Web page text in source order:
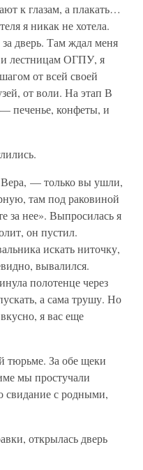
к глазам, а плакать…
я никак не хотела.
дверь. Там ждал меня
и лестницам ОГПУ, я
от всей своей
от воли. На этап В
печенье, конфеты, и
— только вы ушли,
там под раковиной
за нее». Выпросилась я
он пустил.
искать ниточку,
вывалился.
полотенце через
а сама трушу. Но
я вас еще
тюрьме. За обе щеки
мы простучали
свидание с родными,
открылась дверь